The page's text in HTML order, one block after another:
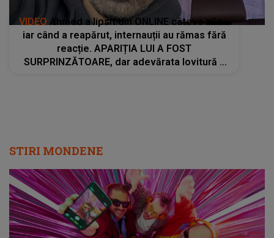
VIDEO Ahmed a lipsit din ONLINE câteva zile...
iar când a reapărut, internauții au rămas fără
reacție. APARIȚIA LUI A FOST
SURPRINZĂTOARE, dar adevărata lovitură a
STIRI MONDENE